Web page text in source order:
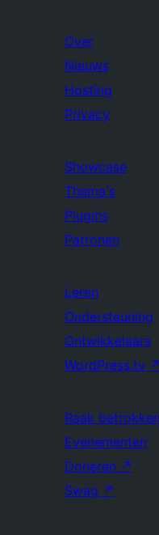
Over
Nieuws
Hosting
Privacy
Showcase
Thema's
Plugins
Patronen
Leren
Ondersteuning
Ontwikkelaars
WordPress.tv ↗
Raak betrokken
Evenementen
Doneren ↗
Swag ↗